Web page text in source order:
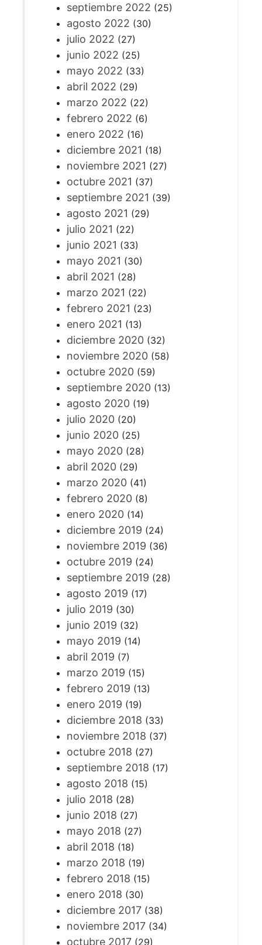
septiembre 2022 (25)
agosto 2022 (30)
julio 2022 (27)
junio 2022 (25)
mayo 2022 (33)
abril 2022 (29)
marzo 2022 (22)
febrero 2022 (6)
enero 2022 (16)
diciembre 2021 (18)
noviembre 2021 (27)
octubre 2021 (37)
septiembre 2021 (39)
agosto 2021 (29)
julio 2021 (22)
junio 2021 (33)
mayo 2021 (30)
abril 2021 (28)
marzo 2021 (22)
febrero 2021 (23)
enero 2021 (13)
diciembre 2020(32)
noviembre 2020(58)
octubre 2020(59)
septiembre 2020(13)
agosto 2020(19)
julio 2020(20)
junio 2020(25)
mayo 2020(28)
abril 2020(29)
marzo 2020(41)
febrero 2020(8)
enero 2020(14)
diciembre 2019 (24)
noviembre 2019 (36)
octubre 2019 (24)
septiembre 2019 (28)
agosto 2019 (17)
julio 2019 (30)
junio 2019 (32)
mayo 2019 (14)
abril 2019 (7)
marzo 2019 (15)
febrero 2019 (13)
enero 2019 (19)
diciembre 2018 (33)
noviembre 2018 (37)
octubre 2018 (27)
septiembre 2018 (17)
agosto 2018 (15)
julio 2018 (28)
junio 2018 (27)
mayo 2018 (27)
abril 2018 (18)
marzo 2018 (19)
febrero 2018 (15)
enero 2018 (30)
diciembre 2017(38)
noviembre 2017(34)
octubre 2017(29)